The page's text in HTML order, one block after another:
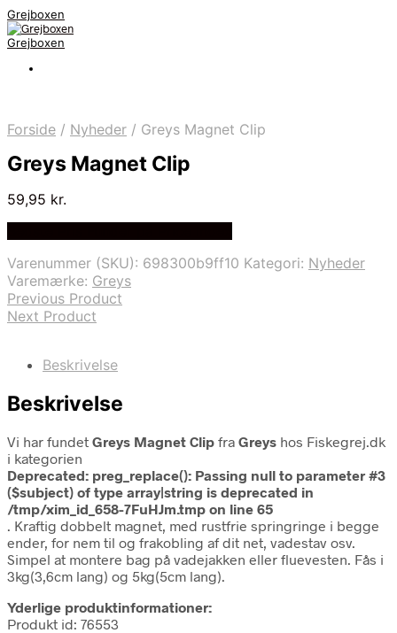
Grejboxen
Grejboxen
Forside / Nyheder / Greys Magnet Clip
Greys Magnet Clip
59,95 kr.
Varenummer (SKU): 698300b9ff10 Kategori: Nyheder
Varemærke: Greys
Previous Product
Next Product
Beskrivelse
Beskrivelse
Vi har fundet Greys Magnet Clip fra Greys hos Fiskegrej.dk
i kategorien
Deprecated: preg_replace(): Passing null to parameter #3
($subject) of type array|string is deprecated in
/tmp/xim_id_658-7FuHJm.tmp on line 65
. Kraftig dobbelt magnet, med rustfrie springringe i begge
ender, for nem til og frakobling af dit net, vadestav osv.
Simpel at montere bag på vadejakken eller fluevesten. Fås i
3kg(3,6cm lang) og 5kg(5cm lang).
Yderlige produktinformationer:
Produkt id: 76553